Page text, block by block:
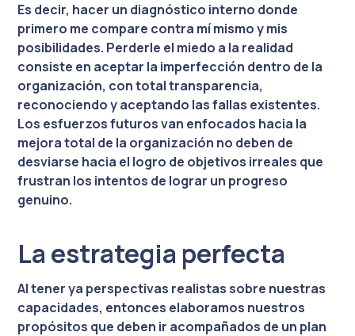
Es decir, hacer un diagnóstico interno donde
primero me compare contra mí mismo y mis
posibilidades. Perderle el miedo a la realidad
consiste en aceptar la imperfección dentro de la
organización, con total transparencia,
reconociendo y aceptando las fallas existentes.
Los esfuerzos futuros van enfocados hacia la
mejora total de la organización no deben de
desviarse hacia el logro de objetivos irreales que
frustran los intentos de lograr un progreso
genuino.
La estrategia perfecta
Al tener ya perspectivas realistas sobre nuestras
capacidades, entonces elaboramos nuestros
propósitos que deben ir acompañados de un plan